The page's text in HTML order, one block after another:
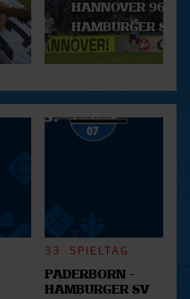
HANNOVER 96 -
HAMBURGER SV
33. SPIELTAG
PADERBORN -
HAMBURGER SV